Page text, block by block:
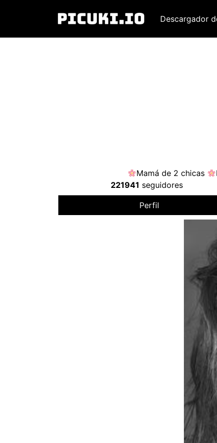
Descargador
Mamá de 2 chicas
221941 seguidores
Perfil